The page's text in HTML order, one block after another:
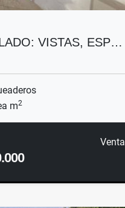
VISTAS, ESP…
m2
Venta